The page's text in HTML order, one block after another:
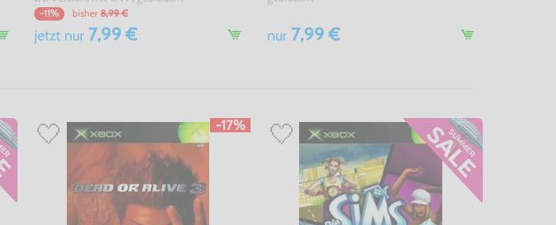
-11% bisher 8,99 €
jetzt nur 7,99 € nur7,99 €
-17%